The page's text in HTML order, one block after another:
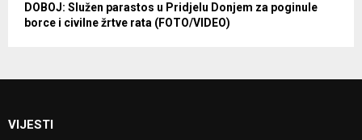
DOBOJ: Služen parastos u Pridjelu Donjem za poginule
borce i civilne žrtve rata (FOTO/VIDEO)
VIJESTI